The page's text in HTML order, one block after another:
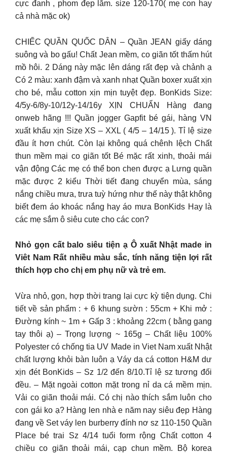
cực đanh , phom đẹp lắm. size 120-170( mẹ con hay
cả nhà mặc ok)
CHIẾC QUẦN QUỐC DÂN – Quần JEAN giấy dáng
suông và bo gấu! Chất Jean mềm, co giãn tốt thấm hút
mồ hôi. 2 Dáng này mặc lên dáng rất đẹp và chảnh ạ
Có 2 màu: xanh đậm và xanh nhạt Quần boxer xuất xịn
cho bé, mẫu cotton xịn mịn tuyệt đẹp. BonKids Size:
4/5y-6/8y-10/12y-14/16y XỊN CHUẨN Hàng đang
onweb hãng !!! Quần jogger Gapfit bé gái, hàng VN
xuất khẩu xịn Size XS – XXL ( 4/5 – 14/15 ). Tỉ lệ size
đầu ít hơn chút. Còn lại không quá chênh lệch Chất
thun mềm mại co giãn tốt Bé mặc rất xinh, thoải mái
vận động Các mẹ có thể bon chen được ạ Lưng quần
mặc được 2 kiểu Thời tiết đang chuyển mùa, sáng
nắng chiều mưa, trưa tuỳ hứng như thế này thật không
biết đem áo khoác nắng hay áo mưa BonKids Hay là
các mẹ sắm ô siêu cute cho các con?
Nhỏ gọn cất balo siêu tiện ạ Ô xuất Nhật made in
Viêt Nam Rất nhiều màu sắc, tính năng tiện lợi rất
thích hợp cho chị em phụ nữ và trẻ em.
Vừa nhỏ, gọn, hợp thời trang lại cực kỳ tiện dụng. Chi
tiết về sản phẩm : + 6 khung sườn : 55cm + Khi mở :
Đường kính ~ 1m + Gấp 3 : khoảng 22cm ( bằng gang
tay thôi ạ) – Trọng lượng ~ 165g – Chất liệu 100%
Polyester có chống tia UV Made in Viet Nam xuất Nhật
chất lượng khỏi bàn luôn ạ Váy da cá cotton H&M dư
xịn đét BonKids – Sz 1/2 đến 8/10.Tỉ lệ sz tương đối
đều. – Mặt ngoài cotton mặt trong nỉ da cá mềm mịn.
Vải co giãn thoải mái. Có chị nào thích sắm luôn cho
con gái ko ạ? Hàng len nhà e năm nay siêu đẹp Hàng
đang về Set váy len burberry đính nơ sz 110-150 Quần
Place bé trai Sz 4/14 tuổi form rộng Chất cotton 4
chiều co giãn thoải mái, cạp chun mềm. Bộ korea